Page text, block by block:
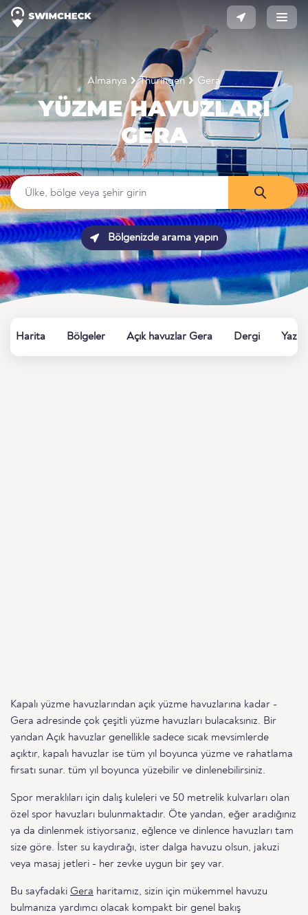
Almanya Thüringen Gera
YÜZME HAVUZLARI
GERA
Bölgenizde arama yapın
Harita Bölgeler Açık havuzlar Gera Dergi Yaz
Kapalı yüzme havuzlarından açık yüzme havuzlarına kadar -
Gera adresinde çok çeşitli yüzme havuzları bulacaksınız. Bir
yandan Açık havuzlar genellikle sadece sıcak mevsimlerde
açıktır, kapalı havuzlar ise tüm yıl boyunca yüzme ve rahatlama
fırsatı sunar. tüm yıl boyunca yüzebilir ve dinlenebilirsiniz.
Spor meraklıları için dalış kuleleri ve 50 metrelik kulvarları olan
özel spor havuzları bulunmaktadır. Öte yandan, eğer aradığınız
ya da dinlenmek istiyorsanız, eğlence ve dinlence havuzları tam
size göre. İster su kaydırağı, ister dalga havuzu olsun, jakuzi
veya masaj jetleri - her zevke uygun bir şey var.
Bu sayfadaki Gera haritamız, sizin için mükemmel havuzu
bulmanıza yardımcı olacak kompakt bir genel bakış